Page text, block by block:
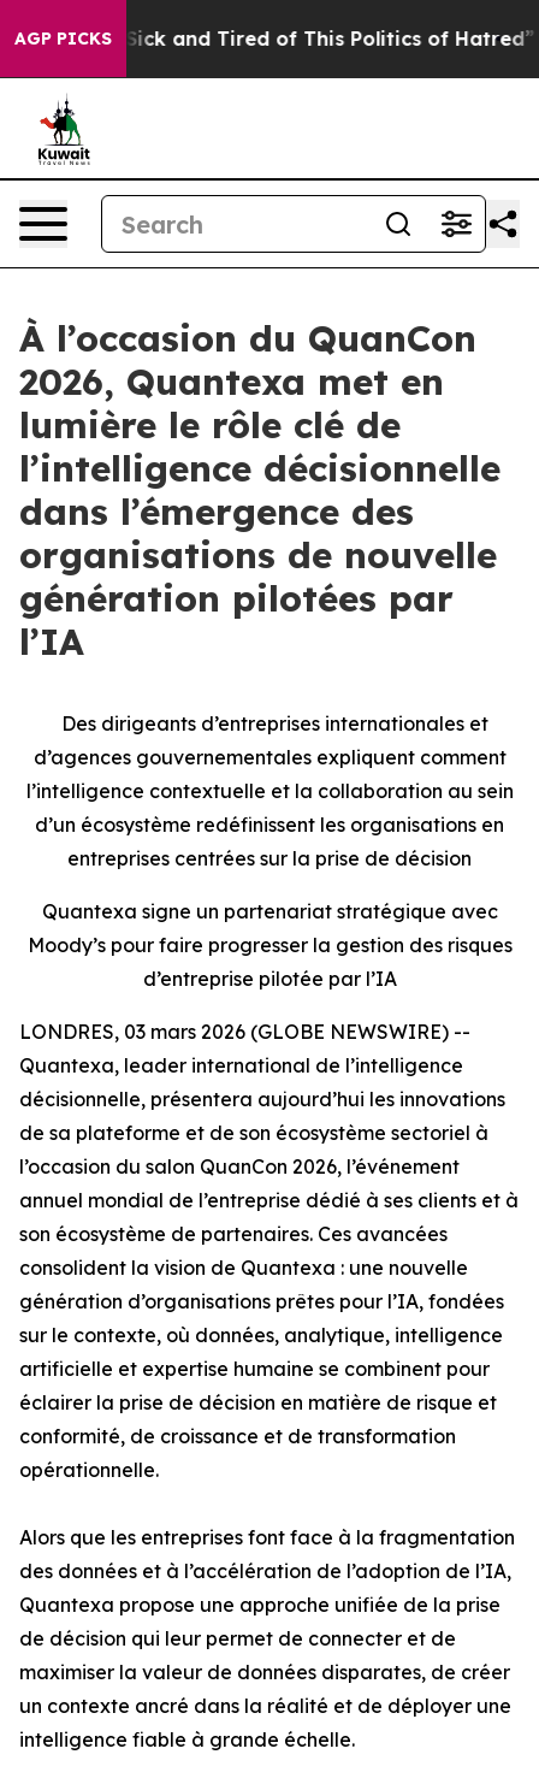
AGP PICKS
Are Sick and Tired of This Politics of Hatred” The
À l’occasion du QuanCon
2026, Quantexa met en
lumière le rôle clé de
l’intelligence décisionnelle
dans l’émergence des
organisations de nouvelle
génération pilotées par
l’IA
Des dirigeants d’entreprises internationales et
d’agences gouvernementales expliquent comment
l’intelligence contextuelle et la collaboration au sein
d’un écosystème redéfinissent les organisations en
entreprises centrées sur la prise de décision
Quantexa signe un partenariat stratégique avec
Moody’s pour faire progresser la gestion des risques
d’entreprise pilotée par l’IA
LONDRES, 03 mars 2026 (GLOBE NEWSWIRE) --
Quantexa, leader international de l’intelligence
décisionnelle, présentera aujourd’hui les innovations
de sa plateforme et de son écosystème sectoriel à
l’occasion du salon QuanCon 2026, l’événement
annuel mondial de l’entreprise dédié à ses clients et à
son écosystème de partenaires. Ces avancées
consolident la vision de Quantexa : une nouvelle
génération d’organisations prêtes pour l’IA, fondées
sur le contexte, où données, analytique, intelligence
artificielle et expertise humaine se combinent pour
éclairer la prise de décision en matière de risque et
conformité, de croissance et de transformation
opérationnelle.
Alors que les entreprises font face à la fragmentation
des données et à l’accélération de l’adoption de l’IA,
Quantexa propose une approche unifiée de la prise
de décision qui leur permet de connecter et de
maximiser la valeur de données disparates, de créer
un contexte ancré dans la réalité et de déployer une
intelligence fiable à grande échelle.